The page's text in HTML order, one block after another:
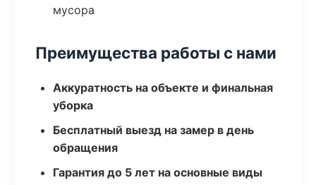
мусора
Преимущества работы с нами
Аккуратность на объекте и финальная
уборка
Бесплатный выезд на замер в день
обращения
Гарантия до 5 лет на основные виды